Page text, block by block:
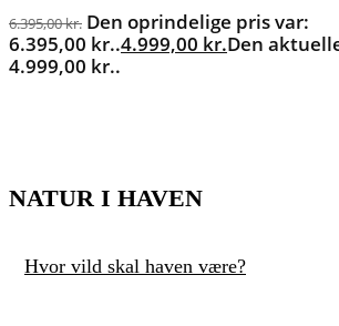
6.395,00kr. Den oprindelige pris var:
6.395,00 kr..4.999,00 kr.Den
4.999,00 kr..
NATUR I HAVEN
Hvor vild skal haven være?